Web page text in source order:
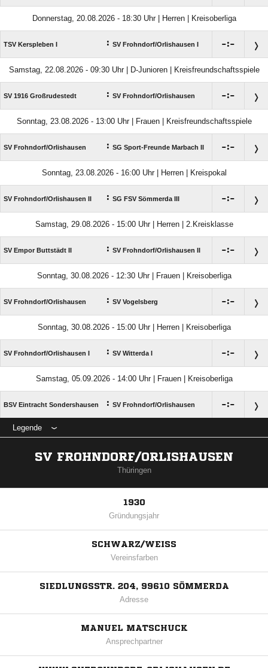
Donnerstag, 20.08.2026 - 18:30 Uhr | Herren | Kreisoberliga
TSV Kerspleben I : SV Frohndorf/​Orlishausen I :
Samstag, 22.08.2026 - 09:30 Uhr | D-Junioren | Kreisfreundschaftsspiele
SV 1916 Großrudestedt : SV Frohndorf/​Orlishausen :
Sonntag, 23.08.2026 - 13:00 Uhr | Frauen | Kreisfreundschaftsspiele
SV Frohndorf/​Orlishausen : SG Sport-Freunde Marbach II :
Sonntag, 23.08.2026 - 16:00 Uhr | Herren | Kreispokal
SV Frohndorf/​Orlishausen II : SG FSV Sömmerda III :
Samstag, 29.08.2026 - 15:00 Uhr | Herren | 2.Kreisklasse
SV Empor Buttstädt II : SV Frohndorf/​Orlishausen II :
Sonntag, 30.08.2026 - 12:30 Uhr | Frauen | Kreisoberliga
SV Frohndorf/​Orlishausen : SV Vogelsberg :
Sonntag, 30.08.2026 - 15:00 Uhr | Herren | Kreisoberliga
SV Frohndorf/​Orlishausen I : SV Witterda I :
Samstag, 05.09.2026 - 14:00 Uhr | Frauen | Kreisoberliga
BSV Eintracht Sondershausen : SV Frohndorf/​Orlishausen :
Legende
SV FROHNDORF/ORLISHAUSEN
Thüringen
1930
Gründungsjahr
SCHWARZ/WEISS
Vereinsfarben
SIEDLUNGSSTR. 204, 99610 SÖMMERDA
Adresse
MANUEL MATSCHUCK
Ansprechpartner